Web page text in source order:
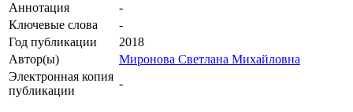
Аннотация
-
Ключевые cлова
-
Год публикации
2018
Автор(ы)
Миронова Светлана Михайловна
Электронная копия
публикации
-